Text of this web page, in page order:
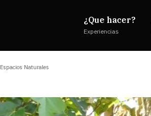
¿Que hacer?
Experiencias
Espacios Naturales